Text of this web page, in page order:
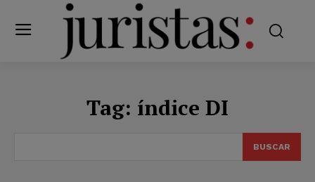
Tag: índice DI
BUSCAR